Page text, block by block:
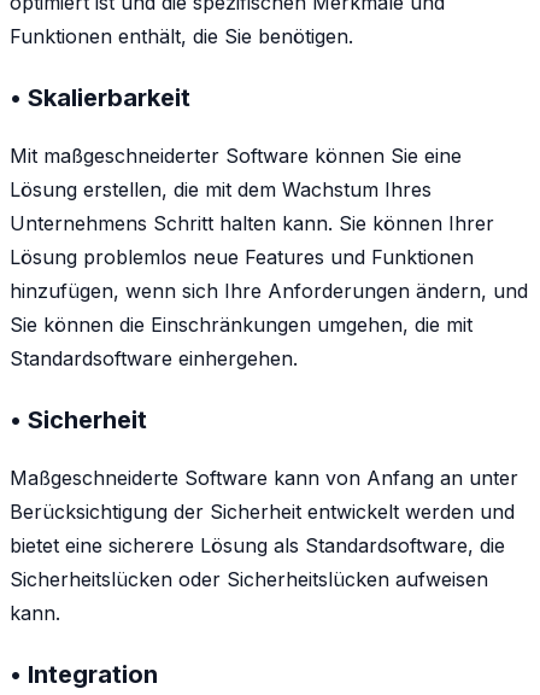
Funktionen enthält, die Sie benötigen.
• Skalierbarkeit
Mit maßgeschneiderter Software können Sie eine
Lösung erstellen, die mit dem Wachstum Ihres
Unternehmens Schritt halten kann. Sie können Ihrer
Lösung problemlos neue Features und Funktionen
hinzufügen, wenn sich Ihre Anforderungen ändern, und
Sie können die Einschränkungen umgehen, die mit
Standardsoftware einhergehen.
• Sicherheit
Maßgeschneiderte Software kann von Anfang an unter
Berücksichtigung der Sicherheit entwickelt werden und
bietet eine sicherere Lösung als Standardsoftware, die
Sicherheitslücken oder Sicherheitslücken aufweisen
kann.
• Integration